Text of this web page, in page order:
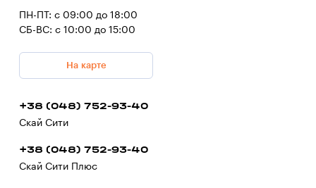
ПН-ПТ: с 09:00 до 18:00
СБ-ВС: с 10:00 до 15:00
На карте
+38 (048) 752-93-40
Скай Сити
+38 (048) 752-93-40
Скай Сити Плюс